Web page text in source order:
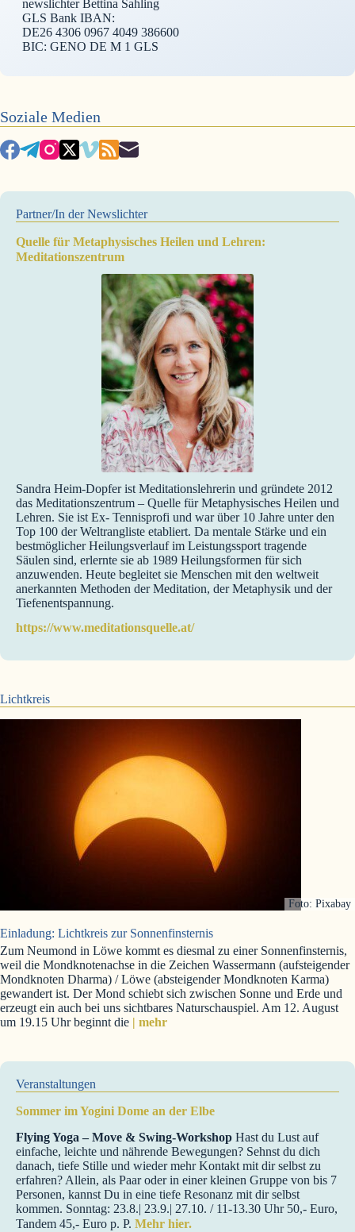
newslichter Bettina Sahling
GLS Bank IBAN:
DE26 4306 0967 4049 386600
BIC: GENO DE M 1 GLS
Soziale Medien
Partner/In der Newslichter
Quelle für Metaphysisches Heilen und Lehren:
Meditationszentrum
Sandra Heim-Dopfer ist Meditationslehrerin und gründete 2012
das Meditationszentrum – Quelle für Metaphysisches Heilen und
Lehren. Sie ist Ex- Tennisprofi und war über 10 Jahre unter den
Top 100 der Weltrangliste etabliert. Da mentale Stärke und ein
bestmöglicher Heilungsverlauf im Leistungssport tragende
Säulen sind, erlernte sie ab 1989 Heilungsformen für sich
anzuwenden. Heute begleitet sie Menschen mit den weltweit
anerkannten Methoden der Meditation, der Metaphysik und der
Tiefenentspannung.
https://www.meditationsquelle.at/
Lichtkreis
Foto: Pixabay
Einladung: Lichtkreis zur Sonnenfinsternis
Zum Neumond in Löwe kommt es diesmal zu einer Sonnenfinsternis,
weil die Mondknotenachse in die Zeichen Wassermann (aufsteigender
Mondknoten Dharma) / Löwe (absteigender Mondknoten Karma)
gewandert ist. Der Mond schiebt sich zwischen Sonne und Erde und
erzeugt ein auch bei uns sichtbares Naturschauspiel. Am 12. August
um 19.15 Uhr beginnt die | mehr
Veranstaltungen
Sommer im Yogini Dome an der Elbe
Flying Yoga – Move & Swing-Workshop Hast du Lust auf
einfache, leichte und nährende Bewegungen? Sehnst du dich
danach, tiefe Stille und wieder mehr Kontakt mit dir selbst zu
erfahren? Allein, als Paar oder in einer kleinen Gruppe von bis 7
Personen, kannst Du in eine tiefe Resonanz mit dir selbst
kommen. Sonntag: 23.8.| 23.9.| 27.10. / 11-13.30 Uhr 50,- Euro,
Tandem 45,- Euro p. P. Mehr hier.